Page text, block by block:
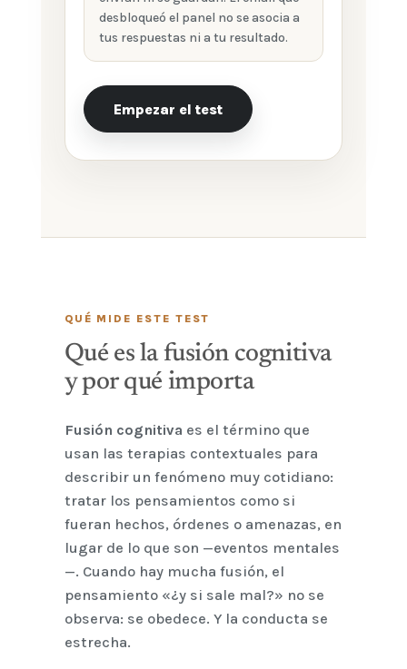
desbloqueó el panel no se asocia a
tus respuestas ni a tu resultado.
Empezar el test
QUÉ MIDE ESTE TEST
Qué es la fusión cognitiva
y por qué importa
Fusión cognitiva es el término que
usan las terapias contextuales para
describir un fenómeno muy cotidiano:
tratar los pensamientos como si
fueran hechos, órdenes o amenazas, en
lugar de lo que son —eventos mentales
—. Cuando hay mucha fusión, el
pensamiento «¿y si sale mal?» no se
observa: se obedece. Y la conducta se
estrecha.